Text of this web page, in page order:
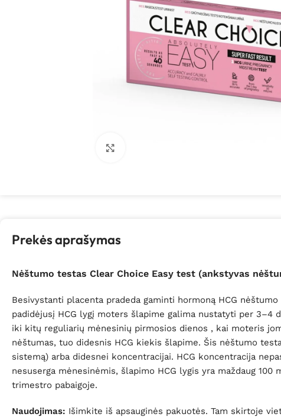
Prekės aprašymas
Nėštumo testas Clear Choice Easy test (ankstyvas
Besivystanti placenta pradeda gaminti hormoną HCG
padidėjusį HCG lygį moters šlapime galima nustatyti per
iki kitų reguliarių mėnesinių pirmosios dienos , kai moteris
nėštumas, tuo didesnis HCG kiekis šlapime. Šis nėštumo
sistemą) arba didesnei koncentracijai. HCG koncentracija
nesuserga mėnesinėmis, šlapimo HCG lygis yra maždaug
trimestro pabaigoje.
Naudojimas: Išimkite iš apsauginės pakuotės. Tam skirtoje